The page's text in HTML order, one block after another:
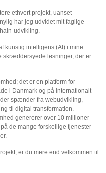
ethvert projekt, uanset
har jeg udvidet mit faglige
udvikling.
kunstig intelligens (AI) i mine
skræddersyede løsninger, der er
det er en platform for
i Danmark og på internationalt
spænder fra webudvikling,
til digital transformation.
genererer over 10 millioner
de mange forskellige tjenester
er du mere end velkommen til